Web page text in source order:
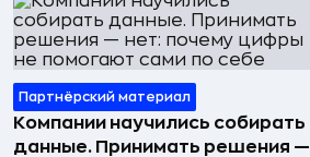
Партнёрский материал
Компании научились собирать
данные. Принимать решения —